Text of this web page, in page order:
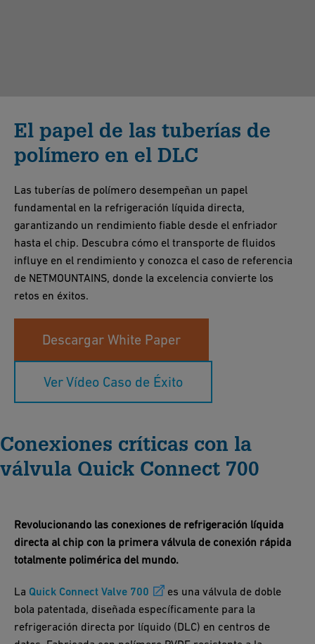
El papel de las tuberías de
polímero en el DLC
Las tuberías de polímero desempeñan un papel
fundamental en la refrigeración líquida directa,
garantizando un rendimiento fiable desde el enfriador
hasta el chip. Descubra cómo el transporte de fluidos
influye en el rendimiento y conozca el caso de referencia
de NETMOUNTAINS, donde la excelencia convierte los
retos en éxitos.
Descargar White Paper
Ver Vídeo Caso de Éxito
Conexiones críticas con la
válvula Quick Connect 700
Revolucionando las conexiones de refrigeración líquida
directa al chip con la primera válvula de conexión rápida
totalmente polimérica del mundo.
La Quick Connect Valve 700
es una válvula de doble
bola patentada, diseñada específicamente para la
refrigeración directa por líquido (DLC) en centros de